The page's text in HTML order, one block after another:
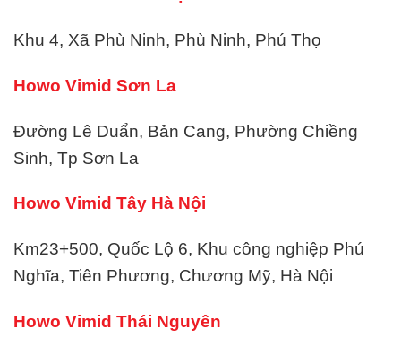
Khu 4, Xã Phù Ninh, Phù Ninh, Phú Thọ
Howo Vimid Sơn La
Đường Lê Duẩn, Bản Cang, Phường Chiềng
Sinh, Tp Sơn La
Howo Vimid Tây Hà Nội
Km23+500, Quốc Lộ 6, Khu công nghiệp Phú
Nghĩa, Tiên Phương, Chương Mỹ, Hà Nội
Howo Vimid Thái Nguyên